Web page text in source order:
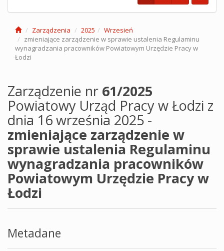
Zarządzenia 2025
Wrzesień
zmieniające zarządzenie w sprawie ustalenia Regulaminu
wynagradzania pracowników Powiatowym Urzędzie Pracy w
Łodzi
Zarządzenie nr 61/2025
Powiatowy Urząd Pracy w Łodzi z
dnia 16 września 2025 -
zmieniające zarządzenie w
sprawie ustalenia Regulaminu
wynagradzania pracowników
Powiatowym Urzędzie Pracy w
Łodzi
Metadane